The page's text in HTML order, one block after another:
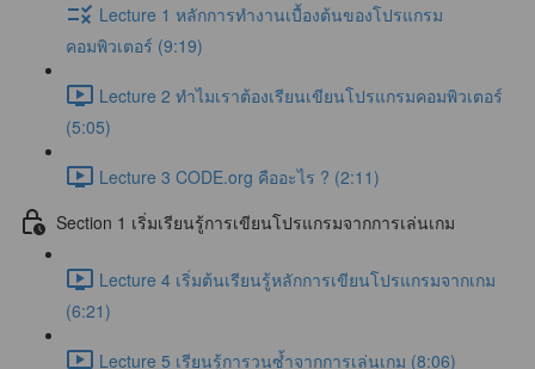
Lecture 1 หลักการทำงานเบื้องต้นของโปรแกรม
คอมพิวเตอร์ (9:19)
Lecture 2 ทำไมเราต้องเรียนเขียนโปรแกรมคอมพิวเตอร์
(5:05)
Lecture 3 CODE.org คืออะไร ? (2:11)
Section 1 เริ่มเรียนรู้การเขียนโปรแกรมจากการเล่นเกม
Lecture 4 เริ่มต้นเรียนรู้หลักการเขียนโปรแกรมจากเกม
(6:21)
Lecture 5 เรียนรู้การวนซ้ำจากการเล่นเกม (8:06)